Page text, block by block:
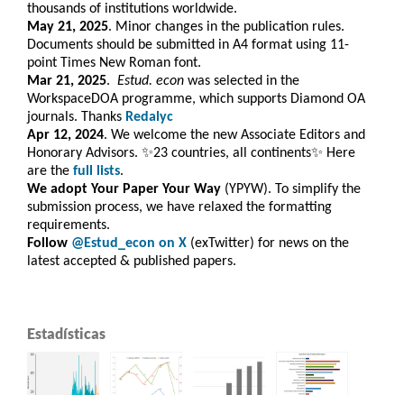
thousands of institutions worldwide.
May 21, 2025. Minor changes in the publication rules.
Documents should be submitted in A4 format using 11-
point Times New Roman font.
Mar 21, 2025. Estud. econ was selected in the
WorkspaceDOA programme, which supports Diamond OA
journals. Thanks Redalyc
Apr 12, 2024. We welcome the new Associate Editors and
Honorary Advisors. ✨23 countries, all continents✨ Here
are the full lists.
We adopt Your Paper Your Way (YPYW). To simplify the
submission process, we have relaxed the formatting
requirements.
Follow @Estud_econ on X (exTwitter) for news on the
latest accepted & published papers.
Estadísticas